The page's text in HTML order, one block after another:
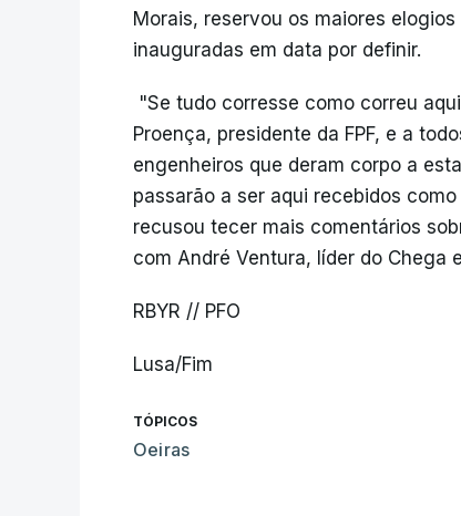
Morais, reservou os maiores
inauguradas em data por definir.
"Se tudo corresse como correu
Proença, presidente da FPF, e a
engenheiros que deram corpo a
passarão a ser aqui recebidos
recusou tecer mais comentários
com André Ventura, líder do Chega
RBYR // PFO
Lusa/Fim
TÓPICOS
Oeiras